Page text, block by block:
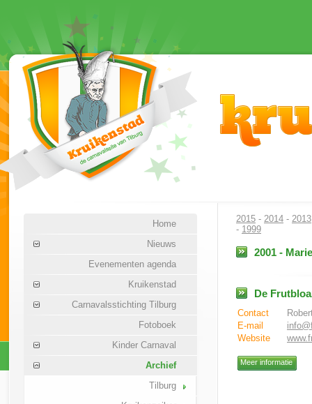
Home
Nieuws
Evenementen agenda
Kruikenstad
Carnavalsstichting Tilburg
Fotoboek
Kinder Carnaval
Archief
Tilburg
2015 - 2014 - 2013
- 1999
2001 -
De
Contact
E-mail
Website
Meer informatie